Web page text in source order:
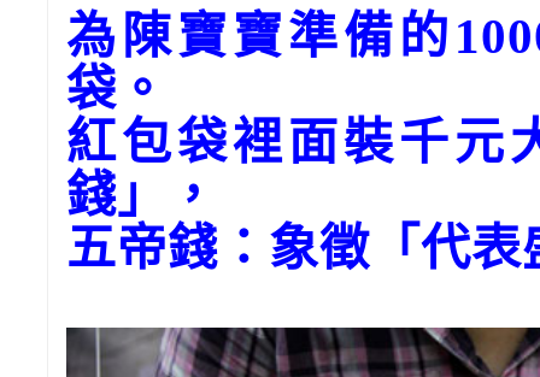
為陳寶寶準備的
袋。
紅包袋裡面裝千元
錢」，
五帝錢：象徵「代